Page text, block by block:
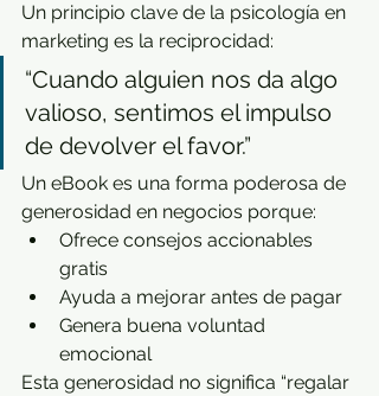
Un principio clave de la psicología en
marketing es la reciprocidad:
“Cuando alguien nos da algo
valioso, sentimos el impulso
de devolver el favor.”
Un eBook es una forma poderosa de
generosidad en negocios porque:
Ofrece consejos accionables
gratis
Ayuda a mejorar antes de pagar
Genera buena voluntad
emocional
Esta generosidad no significa “regalar